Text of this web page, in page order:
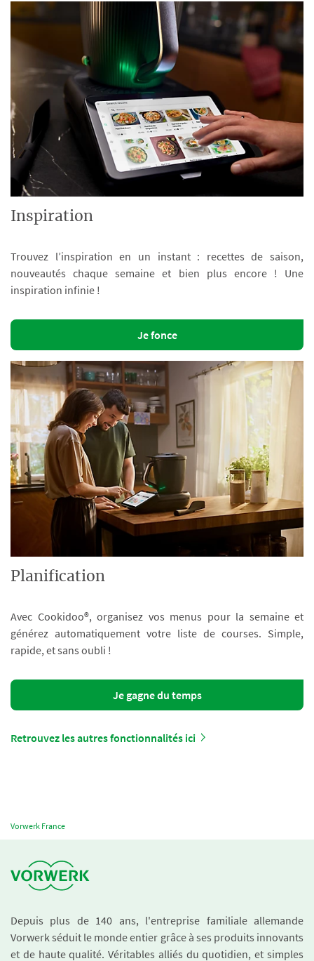
Inspiration
Trouvez l’inspiration en un instant : recettes de saison,
nouveautés chaque semaine et bien plus encore ! Une
inspiration infinie !
Je fonce
Planification
Avec Cookidoo®, organisez vos menus pour la semaine et
générez automatiquement votre liste de courses. Simple,
rapide, et sans oubli !
Je gagne du temps
Retrouvez les autres fonctionnalités ici
Vorwerk France
Depuis plus de 140 ans, l'entreprise familiale allemande
Vorwerk séduit le monde entier grâce à ses produits innovants
et de haute qualité. Véritables alliés du quotidien, et simples